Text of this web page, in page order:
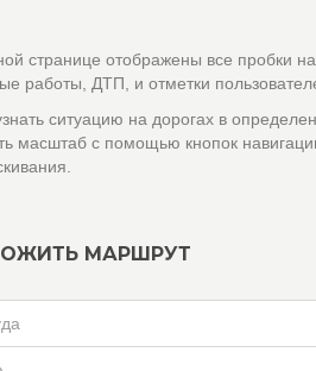
странице отображены все пробки
работы, ДТП, и отметки
ситуацию на дорогах в
масштаб с помощью кнопок
МАРШРУТ